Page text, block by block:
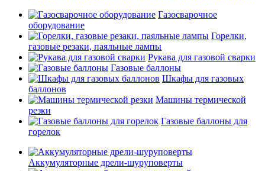
Газосварочное
оборудование
Горелки,
газовые резаки, паяльные лампы
Рукава для газовой сварки
Газовые баллоны
Шкафы для газовых
баллонов
Машины термической
резки
Газовые баллоны для
горелок
Аккумуляторные дрели-шуруповерты